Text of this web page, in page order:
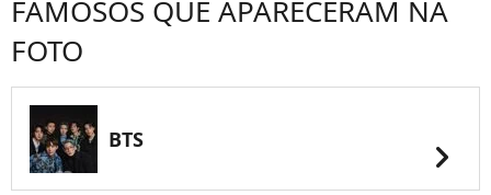
FAMOSOS QUE APARECERAM NA
FOTO
BTS chevron_right